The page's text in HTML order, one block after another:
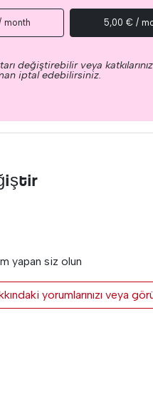
month 5,00 € /
değiştirebilir veya
iptal edebilirsiniz.
yapan siz olun
yorumlarınızı veya